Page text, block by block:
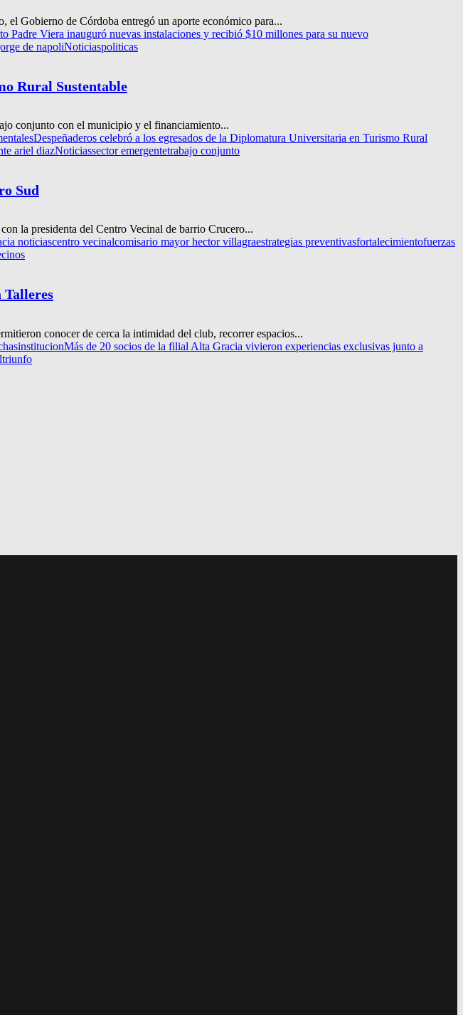
el Gobierno de Córdoba entregó un aporte económico para...
Padre Viera inauguró nuevas instalaciones y recibió $10 millones para su nuevo
de napoliNoticiaspoliticas
Rural Sustentable
conjunto con el municipio y el financiamiento...
Despeñaderos celebró a los egresados de la Diplomatura Universitaria en Turismo Rural
ariel diazNoticiassector emergentetrabajo conjunto
Sud
la presidenta del Centro Vecinal de barrio Crucero...
noticiascentro vecinalcomisario mayor hector villagraestrategias preventivasfortalecimientofuerzas
Talleres
conocer de cerca la intimidad del club, recorrer espacios...
institucionMás de 20 socios de la filial Alta Gracia vivieron experiencias exclusivas junto a
triunfo